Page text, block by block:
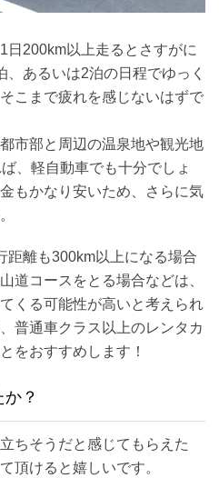
日200km以上走るとさすがに
あるいは2泊の日程でゆっく
こまで疲れを感じないはずで
市部と周辺の温泉地や観光地
、軽自動車でも十分でしょ
もかなり安いため、さらに気
距離も300km以上になる場合
道コースをとる場合などは、
くる可能性が高いと考えられ
普通車クラス以上のレンタカ
をおすすめします！
？
ちそうだと感じてもらえた
頂けると嬉しいです。